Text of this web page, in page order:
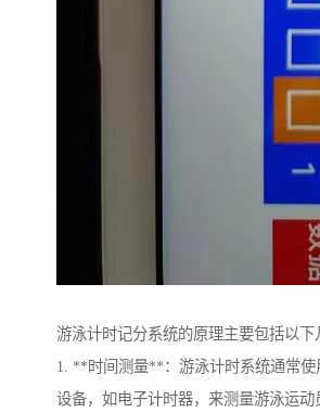
游泳计时记分系统的原理主要包括以下
1. **时间测量**：游泳计时系统通常使
设备，如电子计时器，来测量游泳运动